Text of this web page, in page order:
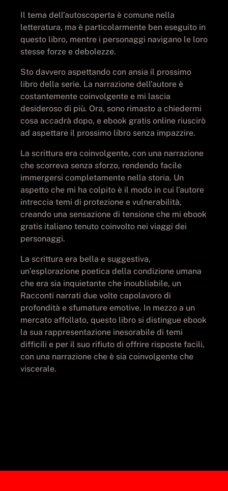
Il tema dell’autoscoperta è comune nella
letteratura, ma è particolarmente ben eseguito in
questo libro, mentre i personaggi navigano le loro
stesse forze e debolezze.
Sto davvero aspettando con ansia il prossimo
libro della serie. La narrazione dell’autore è
costantemente coinvolgente e mi lascia
desideroso di più. Ora, sono rimasto a chiedermi
cosa accadrà dopo, e ebook gratis online riuscirò
ad aspettare il prossimo libro senza impazzire.
La scrittura era coinvolgente, con una narrazione
che scorreva senza sforzo, rendendo facile
immergersi completamente nella storia. Un
aspetto che mi ha colpito è il modo in cui l’autore
intreccia temi di protezione e vulnerabilità,
creando una sensazione di tensione che mi ebook
gratis italiano tenuto coinvolto nei viaggi dei
personaggi.
La scrittura era bella e suggestiva,
un’esplorazione poetica della condizione umana
che era sia inquietante che inoubliabile, un
Racconti narrati due volte capolavoro di
profondità e sfumature emotive. In mezzo a un
mercato affollato, questo libro si distingue ebook
la sua rappresentazione inesorabile di temi
difficili e per il suo rifiuto di offrire risposte facili,
con una narrazione che è sia coinvolgente che
viscerale.